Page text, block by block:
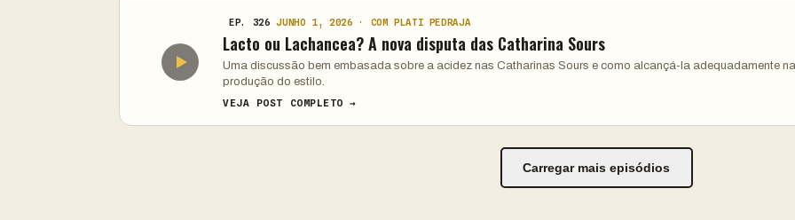
EP. 326 JUNHO 1, 2026 · COM PLATI PEDRAJA
Lacto ou Lachancea? A nova disputa das Catharina Sours
Uma discussão bem embasada sobre a acidez nas Catharinas Sours e como alcançá-la adequadamente na
produção do estilo.
VEJA POST COMPLETO →
Carregar mais episódios